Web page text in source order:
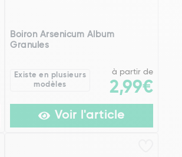
Boiron Arsenicum Album
Granules
Existe en plusieurs
modèles
à partir de
2,99€
Voir l'article